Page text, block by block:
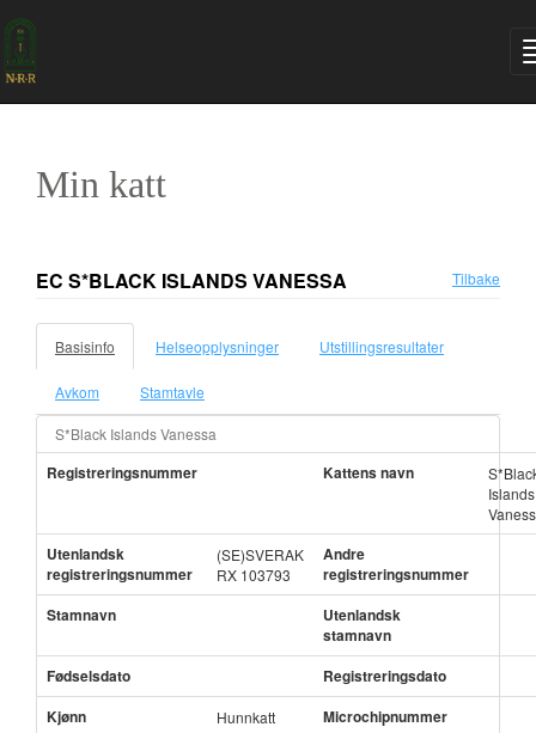
Min katt
EC S*BLACK ISLANDS VANESSA Tilbake
Basisinfo Helseopplysninger Utstillingsresultater
Avkom Stamtavle
S*Black Islands Vanessa
Registreringsnummer Kattens navn
Islands
Utenlandsk
registreringsnummer
(SE)SVERAK
RX 103793
Andre
registreringsnummer
Stamnavn
Utenlandsk
stamnavn
Fødselsdato
Registreringsdato
Kjønn
Hunnkatt
Microchipnummer